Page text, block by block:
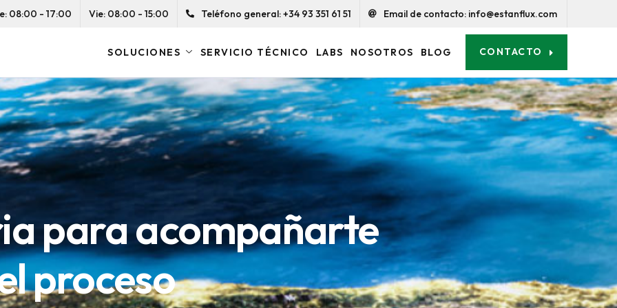
08:00 - 17:00 Vie: 08:00 - 15:00 Teléfono general: +34 93 351 61 51 Email de contacto: info@estanflux.com
SOLUCIONES SERVICIO TÉCNICO LABS NOSOTROS BLOG CONTACTO
para acompañarte
procesomás eficiente
para acompañarte
procesomás eficiente